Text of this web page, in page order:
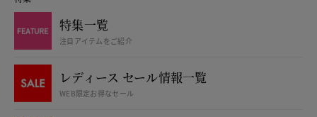
特集一覧
注目アイテムをご紹介
レディース セール情報一覧
WEB限定お得なセール